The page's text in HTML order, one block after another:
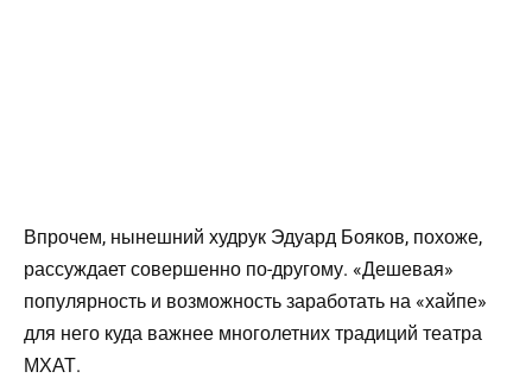
Впрочем, нынешний худрук Эдуард Бояков, похоже,
рассуждает совершенно по-другому. «Дешевая»
популярность и возможность заработать на «хайпе»
для него куда важнее многолетних традиций театра
МХАТ.